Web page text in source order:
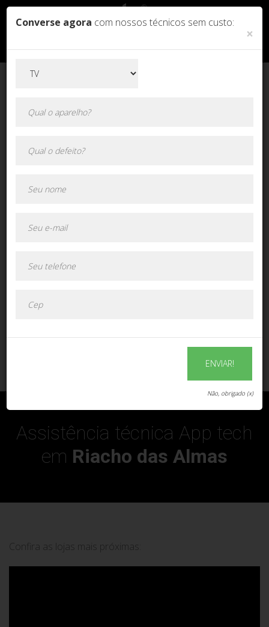
Assistência técnica App tech
em Riacho das Almas
Confira as lojas mais próximas:
Converse agora com nossos técnicos sem custo:
×
ENVIAR!
Não, obrigado (x)